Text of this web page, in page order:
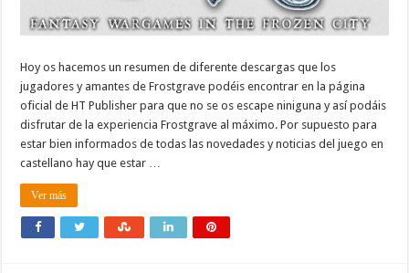
Hoy os hacemos un resumen de diferente descargas que los
jugadores y amantes de Frostgrave podéis encontrar en la página
oficial de HT Publisher para que no se os escape niniguna y así podáis
disfrutar de la experiencia Frostgrave al máximo. Por supuesto para
estar bien informados de todas las novedades y noticias del juego en
castellano hay que estar …
Ver más